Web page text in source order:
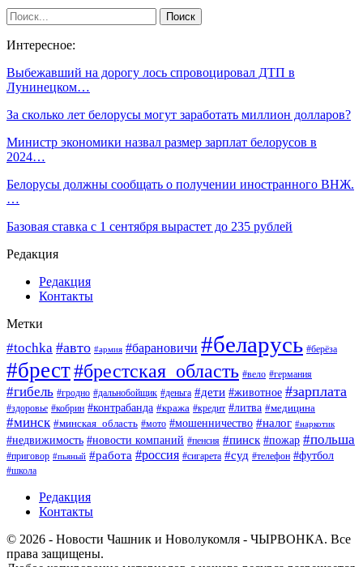
Интересное:
Выбежавший на дорогу лось спровоцировал ДТП в
Лунинецком…
За сколько лет белорусы могут заработать миллион долларов?
Министр экономики назвал размер зарплат белорусов в
2024…
Белорусы должны сообщать о получении иностранного ВНЖ.
…
Базовая ставка с 1 сентября вырастет до 235 рублей
Редакция
Редакция
Контакты
Метки
#tochka #авто #армия #барановичи #беларусь #берёза
#брест#брестская_область #вело #германия
#гибель #гродно #дальнобойщик #деньга #дети #животное #зарплата
#здоровье #кобрин #контрабанда #кража #кредит #литва #медицина
#минск #минская_область #мото #мошенничество #налог #наркотик
#недвижимость #новости компаний #пенсия #пинск #пожар #польша
#приговор #пьяный #работа #россия #сигарета #суд #телефон #футбол
#школа
Редакция
Контакты
© 2026 - Новости Чашник и Новолукомля - ЧЫРВОНКА. Все
права защищены.